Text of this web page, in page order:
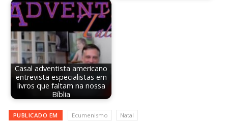
Casal adventista americano
entrevista especialistas em
livros que faltam na nossa
Bíblia
PUBLICADO EM Ecumenismo Natal